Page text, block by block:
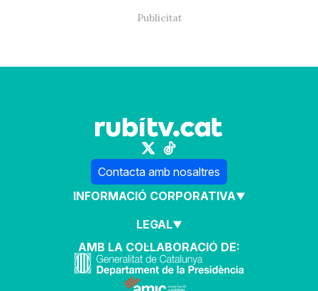
Contacta amb nosaltres
INFORMACIÓ CORPORATIVA
LEGAL
AMB LA COL·LABORACIÓ DE: